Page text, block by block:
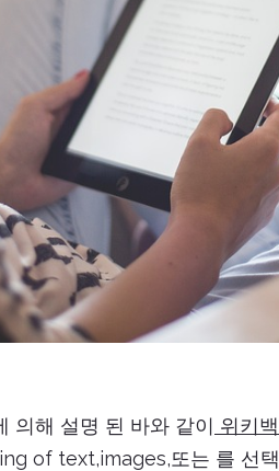
의해 설명 된 바와 같이 위키
of text,images,또는 를 선